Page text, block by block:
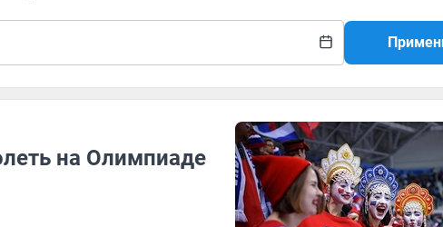
на Олимпиаде